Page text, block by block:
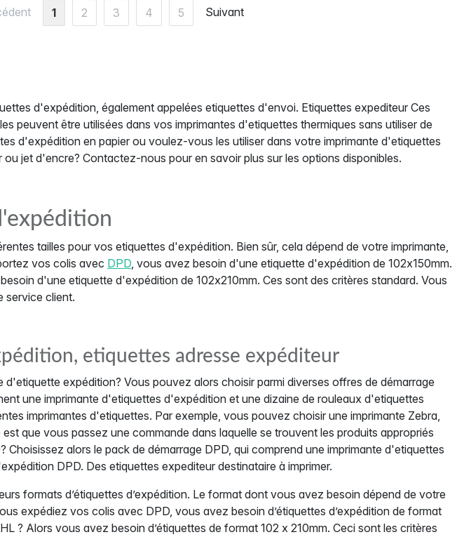
1 2 3 4 5 Suivant
d'expédition, également appelées etiquettes d'envoi. Etiquettes expediteur Ces
peuvent être utilisées dans vos imprimantes d'etiquettes thermiques sans utiliser de
d'expédition en papier ou voulez-vous les utiliser dans votre imprimante d'etiquettes
ou jet d'encre? Contactez-nous pour en savoir plus sur les options disponibles.
tailles pour vos etiquettes d'expédition. Bien sûr, cela dépend de votre imprimante,
vos colis avec DPD , vous avez besoin d'une etiquette d'expédition de 102x150mm.
d'une etiquette d'expédition de 102x210mm. Ces sont des critères standard. Vous
service client.
etiquettes adresse expéditeur
expédition? Vous pouvez alors choisir parmi diverses offres de démarrage
une imprimante d'etiquettes d'expédition et une dizaine de rouleaux d'etiquettes
imprimantes d'etiquettes. Par exemple, vous pouvez choisir une imprimante Zebra,
que vous passez une commande dans laquelle se trouvent les produits appropriés
alors le pack de démarrage DPD, qui comprend une imprimante d'etiquettes
DPD. Des etiquettes expediteur destinataire à imprimer.
formats d’étiquettes d’expédition. Le format dont vous avez besoin dépend de votre
expédiez vos colis avec DPD, vous avez besoin d’étiquettes d’expédition de format
? Alors vous avez besoin d’étiquettes de format 102 x 210mm. Ceci sont les critères